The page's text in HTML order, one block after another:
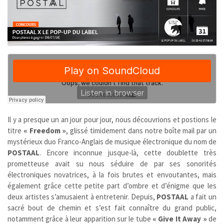
Il y a presque un an jour pour jour, nous découvrions et postions le
titre « Freedom », glissé timidement dans notre boîte mail par un
mystérieux duo Franco-Anglais de musique électronique du nom de
POSTAAL. Encore inconnue jusque-là, cette doublette très
prometteuse avait su nous séduire de par ses sonorités
électroniques novatrices, à la fois brutes et envoutantes, mais
également grâce cette petite part d’ombre et d’énigme que les
deux artistes s’amusaient à entretenir. Depuis, POSTAAL a fait un
sacré bout de chemin et s’est fait connaître du grand public,
notamment grâce à leur apparition sur le tube « Give It Away » de